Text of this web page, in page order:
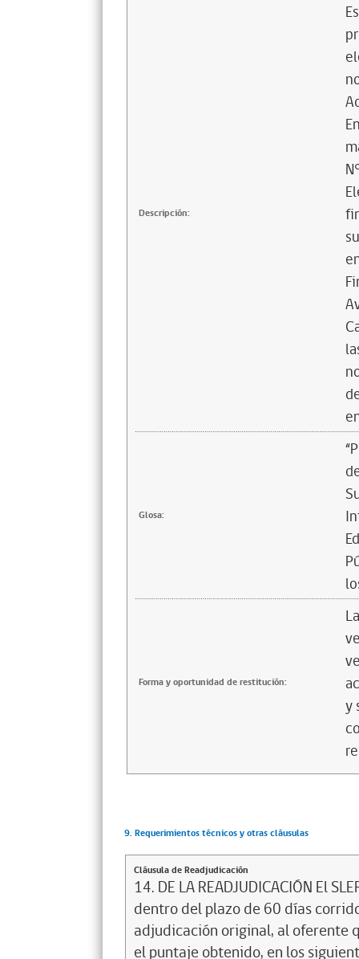
Descripción:
Glosa:
Forma y oportunidad de restitución:
y
9. Requerimientos técnicos y otras cláusulas
Cláusula de Readjudicación
14. DE LA READJUDICACIÓN El
dentro del plazo de 60 días
adjudicación original, al oferente
el puntaje obtenido, en los